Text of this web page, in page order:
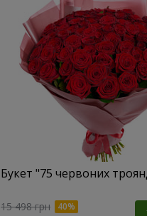
Букет "75 червоних
15 498 грн